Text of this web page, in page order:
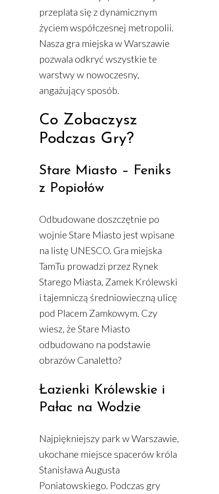
przeplata się z dynamicznym
życiem współczesnej metropolii.
Nasza gra miejska w Warszawie
pozwala odkryć wszystkie te
warstwy w nowoczesny,
angażujący sposób.
Co Zobaczysz
Podczas Gry?
Stare Miasto – Feniks
z Popiołów
Odbudowane doszczętnie po
wojnie Stare Miasto jest wpisane
na listę UNESCO. Gra miejska
TamTu prowadzi przez Rynek
Starego Miasta, Zamek Królewski
i tajemniczą średniowieczną ulicę
pod Placem Zamkowym. Czy
wiesz, że Stare Miasto
odbudowano na podstawie
obrazów Canaletto?
Łazienki Królewskie i
Pałac na Wodzie
Najpiękniejszy park w Warszawie,
ukochane miejsce spacerów króla
Stanisława Augusta
Poniatowskiego. Podczas gry